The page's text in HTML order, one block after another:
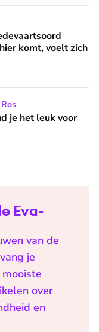
'Iedereen
komt, voelt zich
de kinderen!
je het leuk voor
Eva-
van de
je
over
en